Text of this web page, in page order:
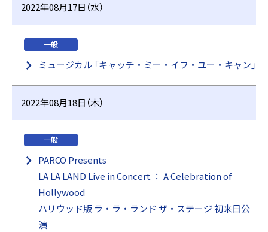
2022年08月17日（水）
一般
ミュージカル 「キャッチ・ミー・イフ・ユー・キャン」
2022年08月18日（木）
一般
PARCO Presents
LA LA LAND Live in Concert ： A Celebration of
Hollywood
ハリウッド版 ラ・ラ・ランド ザ・ステージ 初来日公
演